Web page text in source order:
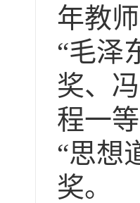
年教
“毛泽
奖、
程一
“思想
奖。